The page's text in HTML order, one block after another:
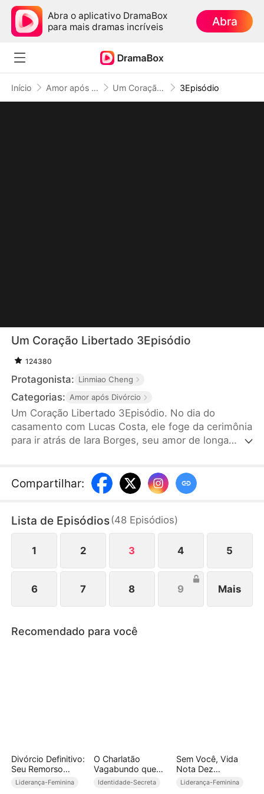
Abra o aplicativo DramaBox
para mais dramas incríveis
Abra
Início Amor após Divórcio Um Coração Libertado 3Episódio
Um Coração Libertado 3Episódio
124380
Protagonista: Linmiao Cheng
Categorias: Amor após Divórcio
Um Coração Libertado 3Episódio. No dia do
casamento com Lucas Costa, ele foge da cerimônia
para ir atrás de Iara Borges, seu amor de longa
conjugal. No entanto, após o ocorrido, Lucas Costa
se arrepende profundamente, mas já é tarde
Compartilhar:
Lista de Episódios(48 Episódios)
1 2 3 4 5
6 7 8 9 Mais
Recomendado para você
Divórcio Definitivo:
Seu Remorso
Começou
(Dublado)
Liderança-Feminina
O Charlatão
Vagabundo que
Virou o Temido de
Identidade-Secreta
Sem Você, Vida
Nota Dez
(Dublado)
Liderança-Feminina